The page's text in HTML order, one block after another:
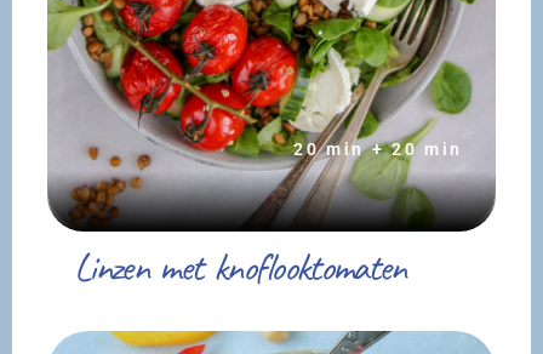
Linzen met knoflooktomaten
20 min + 20 min